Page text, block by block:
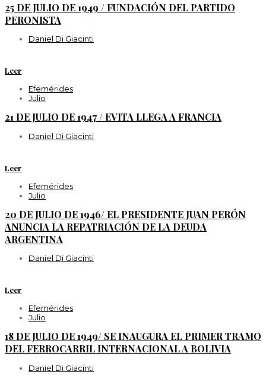
25 DE JULIO DE 1949 / FUNDACIÓN DEL PARTIDO
PERONISTA
Daniel Di Giacinti
Leer
Efemérides
Julio
21 DE JULIO DE 1947 / EVITA LLEGA A FRANCIA
Daniel Di Giacinti
Leer
Efemérides
Julio
20 DE JULIO DE 1946/ EL PRESIDENTE JUAN PERÓN
ANUNCIA LA REPATRIACIÓN DE LA DEUDA
ARGENTINA
Daniel Di Giacinti
Leer
Efemérides
Julio
18 DE JULIO DE 1949/ SE INAUGURA EL PRIMER TRAMO
DEL FERROCARRIL INTERNACIONAL A BOLIVIA
Daniel Di Giacinti